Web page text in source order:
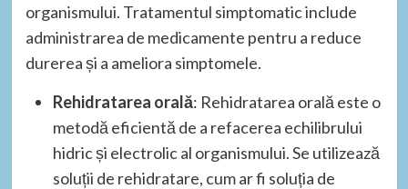
organismului. Tratamentul simptomatic include
administrarea de medicamente pentru a reduce
durerea și a ameliora simptomele.
Rehidratarea orală: Rehidratarea orală este o
metodă eficientă de a refacerea echilibrului
hidric și electrolic al organismului. Se utilizează
soluții de rehidratare, cum ar fi soluția de